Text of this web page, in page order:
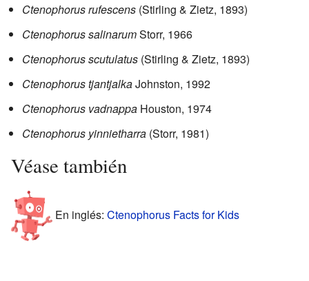
Ctenophorus rufescens (Stirling & Zietz, 1893)
Ctenophorus salinarumStorr, 1966
Ctenophorus scutulatus (Stirling & Zietz, 1893)
Ctenophorus tjantjalkaJohnston, 1992
Ctenophorus vadnappa Houston, 1974
Ctenophorus yinnietharra (Storr, 1981)
Véase también
En inglés: Ctenophorus Facts for Kids